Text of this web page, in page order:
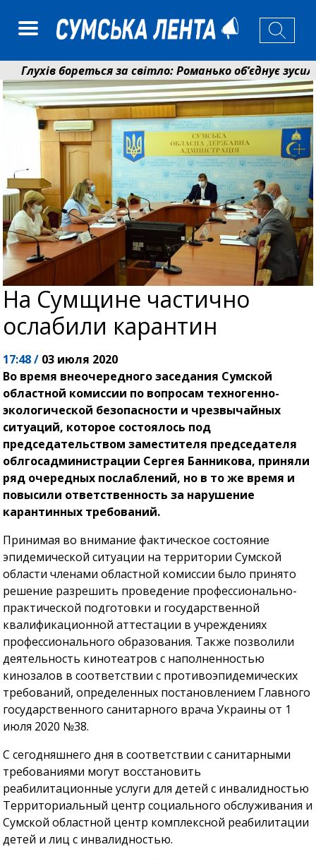
бореться за світло: Романько об’єднує зусилля
фонд Сумщини спрямував 0,2 млрд грн на
На Сумщине частично
ослабили карантин
17:48 / 03 июля 2020
Во время внеочередного заседания Сумской
областной комиссии по вопросам техногенно-
экологической безопасности и чрезвычайных
ситуаций, которое состоялось под
председательством заместителя председателя
облгосадминистрации Сергея Банникова, приняли
ряд очередных послаблений, но в то же время и
повысили ответственность за нарушение
карантинных требований.
Принимая во внимание фактическое состояние
эпидемической ситуации на территории Сумской
области членами областной комиссии было принято
решение разрешить проведение профессионально-
практической подготовки и государственной
квалификационной аттестации в учреждениях
профессионального образования. Также позволили
деятельность кинотеатров с наполненностью
кинозалов в соответствии с противоэпидемических
требований, определенных постановлением Главного
государственного санитарного врача Украины от 1
июля 2020 №38.
С сегодняшнего дня в соответствии с санитарными
требованиями могут восстановить
реабилитационные услуги для детей с инвалидностью
Территориальный центр социального обслуживания и
Сумской областной центр комплексной реабилитации
детей и лиц с инвалидностью.